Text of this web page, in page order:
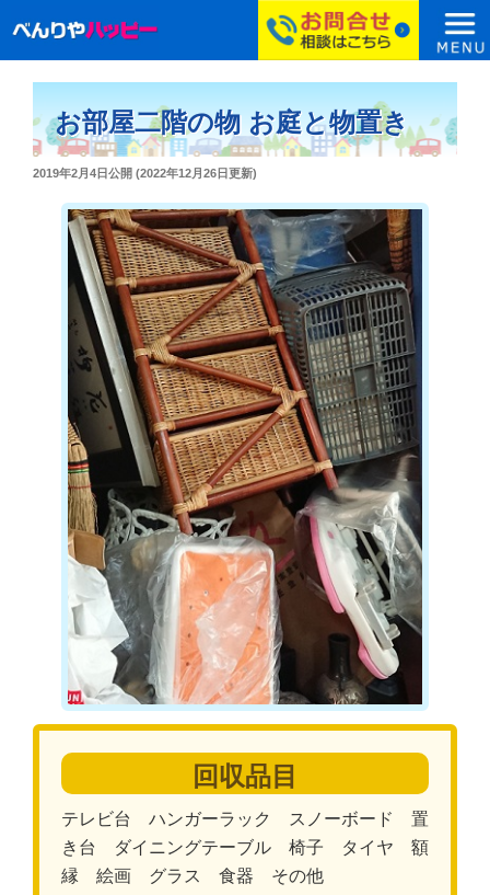
お部屋二階の物 お庭と物置き
投
2019年2月4日公開 (2022年12月26日更新)
回収品目
テレビ台 ハンガーラック スノーボード 置
き台 ダイニングテーブル 椅子 タイヤ 額
縁 絵画 グラス 食器 その他